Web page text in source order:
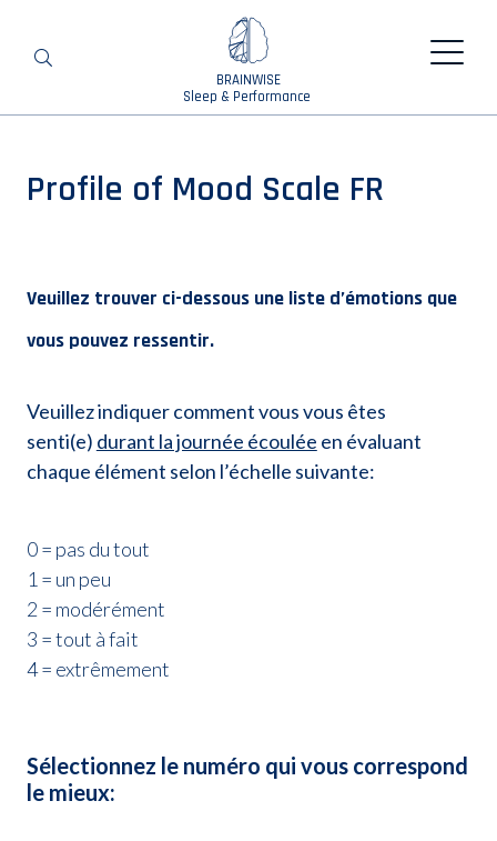
BRAINWISE
Sleep & Performance
Profile of Mood Scale FR
Veuillez trouver ci-dessous une liste d’émotions que
vous pouvez ressentir.
Veuillez indiquer comment vous vous êtes
senti(e) durant la journée écoulée en évaluant
chaque élément selon l’échelle suivante:
0 = pas du tout
1 = un peu
2 = modérément
3 = tout à fait
4 = extrêmement
Sélectionnez le numéro qui vous correspond
le mieux: